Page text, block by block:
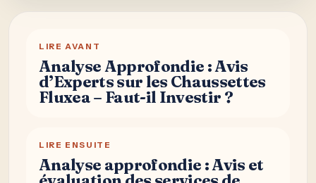
LIRE AVANT
Analyse Approfondie : Avis
d’Experts sur les Chaussettes
Fluxea – Faut-il Investir ?
LIRE ENSUITE
Analyse approfondie : Avis et